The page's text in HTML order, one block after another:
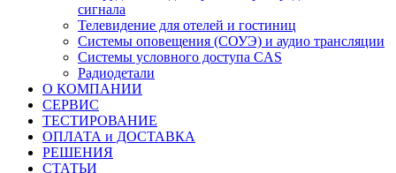
сигнала
Телевидение для отелей и гостиниц
Системы оповещения (СОУЭ) и аудио трансляции
Системы условного доступа CAS
Радиодетали
О КОМПАНИИ
СЕРВИС
ТЕСТИРОВАНИЕ
ОПЛАТА и ДОСТАВКА
РЕШЕНИЯ
СТАТЬИ